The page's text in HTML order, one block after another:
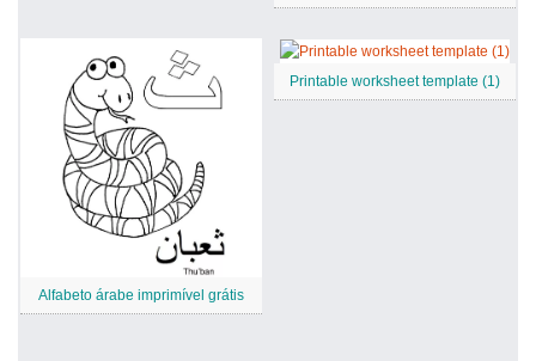
Alfabeto árabe imprimível grátis
Printable worksheet template (1)